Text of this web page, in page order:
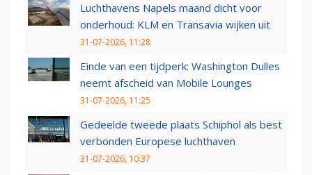
Luchthavens Napels maand dicht voor
onderhoud: KLM en Transavia wijken uit
31-07-2026, 11:28
Einde van een tijdperk: Washington Dulles
neemt afscheid van Mobile Lounges
31-07-2026, 11:25
Gedeelde tweede plaats Schiphol als best
verbonden Europese luchthaven
31-07-2026, 10:37